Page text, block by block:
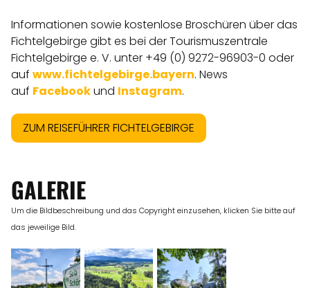
Informationen sowie kostenlose Broschüren über das
Fichtelgebirge gibt es bei der Tourismuszentrale
Fichtelgebirge e. V. unter +49 (0) 9272-96903-0 oder
auf www.fichtelgebirge.bayern. News
auf Facebookund Instagram.
ZUM REISEFÜHRER FICHTELGEBIRGE
GALERIE
Um die Bildbeschreibung und das Copyright einzusehen, klicken Sie bitte auf
das jeweilige Bild.